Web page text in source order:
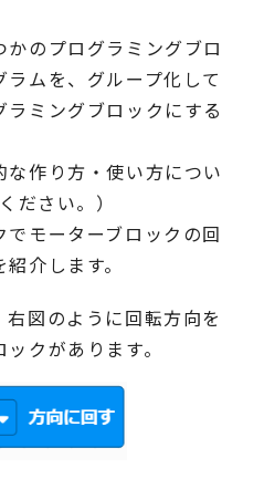
のプログラミングブロ
ムを、グループ化して
ミングブロックにする
な作り方・使い方につい
ださい。）
モーターブロックの回
介します。
図のように回転方向を
クがあります。